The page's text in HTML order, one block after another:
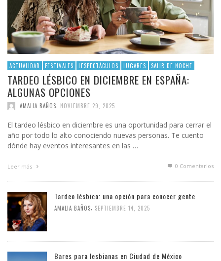
ACTUALIDAD FESTIVALES LESPECTÁCULOS LUGARES SALIR DE NOCHE
TARDEO LÉSBICO EN DICIEMBRE EN ESPAÑA:
ALGUNAS OPCIONES
AMALIA BAÑOS NOVIEMBRE 29, 2025
El tardeo lésbico en diciembre es una oportunidad para cerrar el
año por todo lo alto conociendo nuevas personas. Te cuento
dónde hay eventos interesantes en las …
Leer más 0 Comentarios
Tardeo lésbico: una opción para conocer gente
AMALIA BAÑOS SEPTIEMBRE 14, 2025
Bares para lesbianas en Ciudad de México